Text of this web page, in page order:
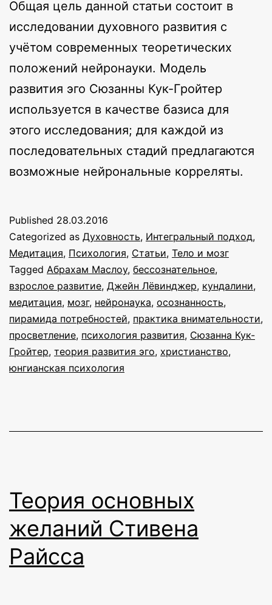
Общая цель данной статьи состоит в
исследовании духовного развития с
учётом современных теоретических
положений нейронауки. Модель
развития эго Сюзанны Кук-Гройтер
используется в качестве базиса для
этого исследования; для каждой из
последовательных стадий предлагаются
возможные нейрональные корреляты.
Published 28.03.2016
Categorized as Духовность, Интегральный подход,
Медитация, Психология, Статьи, Тело и мозг
Tagged Абрахам Маслоу, бессознательное,
взрослое развитие, Джейн Лёвинджер, кундалини,
медитация, мозг, нейронаука, осознанность,
пирамида потребностей, практика внимательности,
просветление, психология развития, Сюзанна Кук-
Гройтер, теория развития эго, христианство,
юнгианская психология
Теория основных
желаний Стивена
Райсса